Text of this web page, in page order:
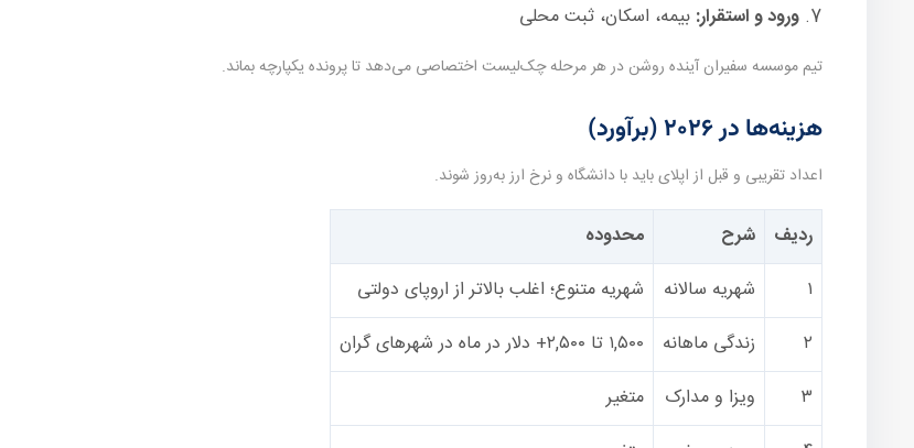
ورود و استقرار: بیمه، اسکان، ثبت محلی
تیم موسسه سفیران آینده روشن در هر مرحله چک‌لیست اختصاصی می‌دهد تا پرونده یکپارچه بماند.
هزینه‌ها در ۲۰۲۶ (برآورد)
اعداد تقریبی و قبل از اپلای باید با دانشگاه و نرخ ارز به‌روز شوند.
ردیف شرح
محدوده
۱
شهریه سالانه
شهریه متنوع؛ اغلب بالاتر از اروپای دولتی
۲
زندگی ماهانه
۱,۵۰۰ تا ۲,۵۰۰+ دلار در ماه در شهرهای گران
۳
ویزا و مدارک
متغیر